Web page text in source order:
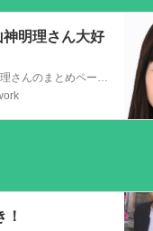
明理さん大好
気象予報士の山神明理さんのまとめページを作成しました。情報があればこれからも更新します。 #山上明理 さんではありません、#山神明理 さんです。 #山神さんロス #気象予報士 #防災士 #山上あかり #DayDay